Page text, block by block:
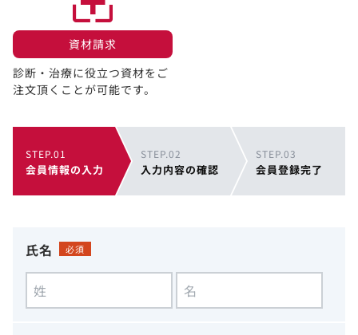
資材請求​
診断・治療に役立つ資材をご
注文頂くことが可能です。
STEP.01
会員情報の入力
STEP.02
入力内容の確認
STEP.03
会員登録完了
氏名 必須